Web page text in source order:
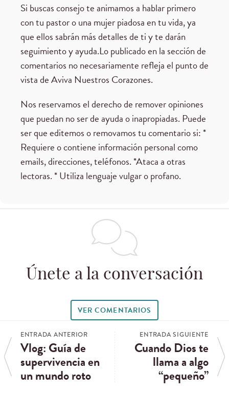
Si buscas consejo te animamos a hablar primero
con tu pastor o una mujer piadosa en tu vida, ya
que ellos sabrán más detalles de ti y te darán
seguimiento y ayuda.Lo publicado en la sección de
comentarios no necesariamente refleja el punto de
vista de Aviva Nuestros Corazones.
Nos reservamos el derecho de remover opiniones
que puedan no ser de ayuda o inapropiadas. Puede
ser que editemos o removamos tu comentario si: *
Requiere o contiene información personal como
emails, direcciones, teléfonos. *Ataca a otras
lectoras. * Utiliza lenguaje vulgar o profano.
Únete a la conversación
VER COMENTARIOS
ENTRADA ANTERIOR
Vlog: Guía de
supervivencia en
un mundo roto
ENTRADA SIGUIENTE
Cuando Dios te
llama a algo
“pequeño”